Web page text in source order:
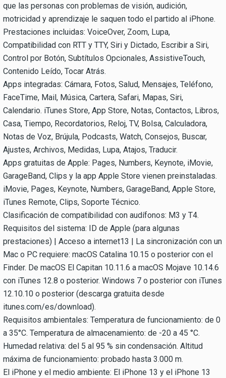
que las personas con problemas de visión, audición,
motricidad y aprendizaje le saquen todo el partido al iPhone.
Prestaciones incluidas: VoiceOver, Zoom, Lupa,
Compatibilidad con RTT y TTY, Siri y Dictado, Escribir a Siri,
Control por Botón, Subtítulos Opcionales, AssistiveTouch,
Contenido Leído, Tocar Atrás.
Apps integradas: Cámara, Fotos, Salud, Mensajes, Teléfono,
FaceTime, Mail, Música, Cartera, Safari, Mapas, Siri,
Calendario. iTunes Store, App Store, Notas, Contactos, Libros,
Casa, Tiempo, Recordatorios, Reloj, TV, Bolsa, Calculadora,
Notas de Voz, Brújula, Podcasts, Watch, Consejos, Buscar,
Ajustes, Archivos, Medidas, Lupa, Atajos, Traducir.
Apps gratuitas de Apple: Pages, Numbers, Keynote, iMovie,
GarageBand, Clips y la app Apple Store vienen preinstaladas.
iMovie, Pages, Keynote, Numbers, GarageBand, Apple Store,
iTunes Remote, Clips, Soporte Técnico.
Clasificación de compatibilidad con audífonos: M3 y T4.
Requisitos del sistema: ID de Apple (para algunas
prestaciones) | Acceso a internet13 | La sincronización con un
Mac o PC requiere: macOS Catalina 10.15 o posterior con el
Finder. De macOS El Capitan 10.11.6 a macOS Mojave 10.14.6
con iTunes 12.8 o posterior. Windows 7 o posterior con iTunes
12.10.10 o posterior (descarga gratuita desde
itunes.com/es/download).
Requisitos ambientales: Temperatura de funcionamiento: de 0
a 35°C. Temperatura de almacenamiento: de -20 a 45 °C.
Humedad relativa: del 5 al 95 % sin condensación. Altitud
máxima de funcionamiento: probado hasta 3.000 m.
El iPhone y el medio ambiente: El iPhone 13 y el iPhone 13